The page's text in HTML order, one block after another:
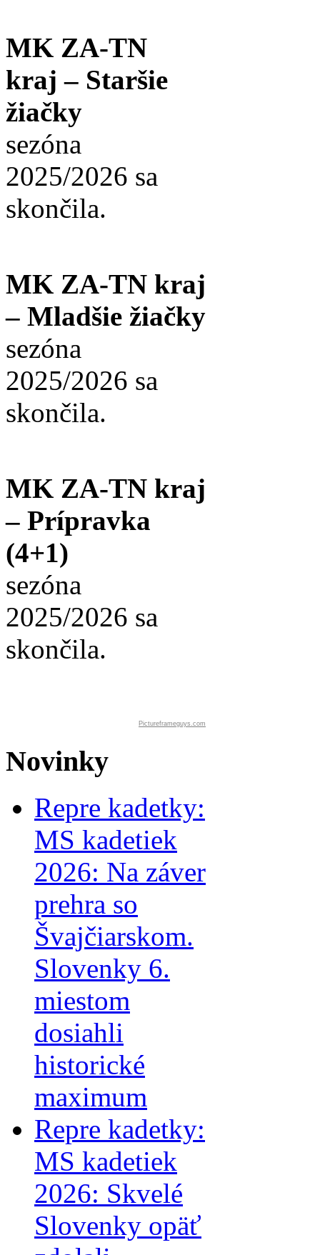
MK ZA-TN
kraj – Staršie
žiačky
sezóna
2025/2026 sa
skončila.
MK ZA-TN kraj
– Mladšie žiačky
sezóna
2025/2026 sa
skončila.
MK ZA-TN kraj
– Prípravka
(4+1)
sezóna
2025/2026 sa
skončila.
Pictureframeguys.com
Novinky
Repre kadetky:
MS kadetiek
2026: Na záver
prehra so
Švajčiarskom.
Slovenky 6.
miestom
dosiahli
historické
maximum
Repre kadetky:
MS kadetiek
2026: Skvelé
Slovenky opäť